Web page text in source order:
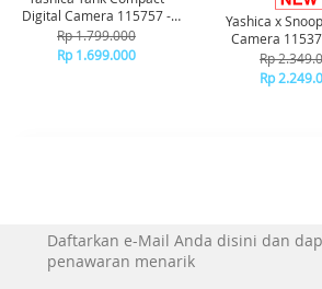
Digital Camera 115757 -
Pink Marshmallow
Rp 1.799.000
Rp 1.699.000
Yashica x
Camera
Rp
Rp
Daftarkan e-Mail Anda disini dan
penawaran menarik